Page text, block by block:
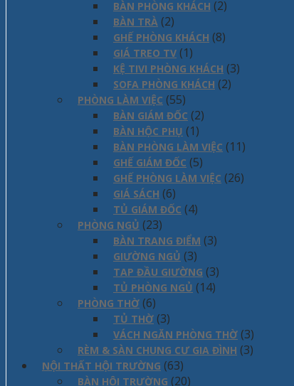
BÀN PHÒNG KHÁCH (2)
BÀN TRÀ (2)
GHẾ PHÒNG KHÁCH (8)
GIÁ TREO TV (1)
KỆ TIVI PHÒNG KHÁCH (3)
SOFA PHÒNG KHÁCH (2)
PHÒNG LÀM VIỆC (55)
BÀN GIÁM ĐỐC (2)
BÀN HỘC PHỤ (1)
BÀN PHÒNG LÀM VIỆC (11)
GHẾ GIÁM ĐỐC (5)
GHẾ PHÒNG LÀM VIỆC (26)
GIÁ SÁCH (6)
TỦ GIÁM ĐỐC (4)
PHÒNG NGỦ (23)
BÀN TRANG ĐIỂM (3)
GIƯỜNG NGỦ (3)
TAP ĐẦU GIƯỜNG (3)
TỦ PHÒNG NGỦ (14)
PHÒNG THỜ (6)
TỦ THỜ (3)
VÁCH NGĂN PHÒNG THỜ (3)
RÈM & SÀN CHUNG CƯ GIA ĐÌNH (3)
NỘI THẤT HỘI TRƯỜNG (63)
BÀN HỘI TRƯỜNG (20)